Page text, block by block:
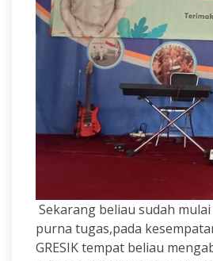
Sekarang beliau sudah
purna tugas,pada
GRESIK tempat beliau